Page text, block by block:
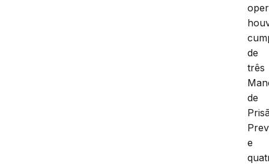
de
três
de
e